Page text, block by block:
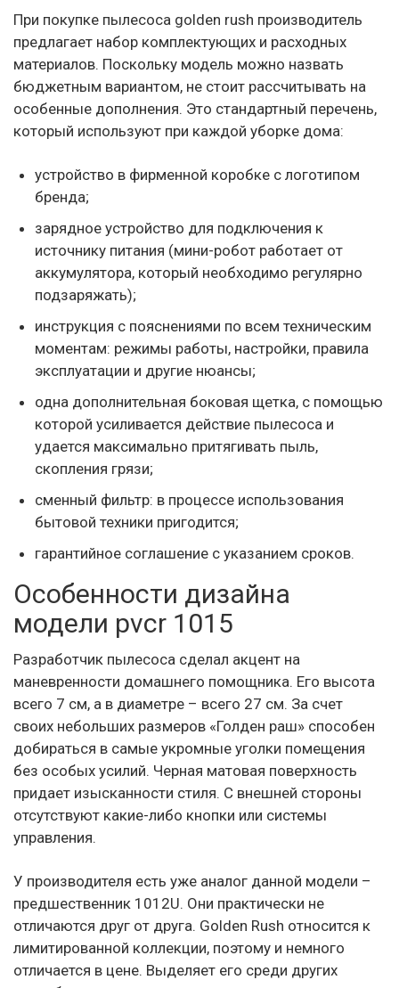
При покупке пылесоса golden rush производитель
предлагает набор комплектующих и расходных
материалов. Поскольку модель можно назвать
бюджетным вариантом, не стоит рассчитывать на
особенные дополнения. Это стандартный перечень,
который используют при каждой уборке дома:
устройство в фирменной коробке с логотипом
бренда;
зарядное устройство для подключения к
источнику питания (мини-робот работает от
аккумулятора, который необходимо регулярно
подзаряжать);
инструкция с пояснениями по всем техническим
моментам: режимы работы, настройки, правила
эксплуатации и другие нюансы;
одна дополнительная боковая щетка, с помощью
которой усиливается действие пылесоса и
удается максимально притягивать пыль,
скопления грязи;
сменный фильтр: в процессе использования
бытовой техники пригодится;
гарантийное соглашение с указанием сроков.
Особенности дизайна
модели pvcr 1015
Разработчик пылесоса сделал акцент на
маневренности домашнего помощника. Его высота
всего 7 см, а в диаметре – всего 27 см. За счет
своих небольших размеров «Голден раш» способен
добираться в самые укромные уголки помещения
без особых усилий. Черная матовая поверхность
придает изысканности стиля. С внешней стороны
отсутствуют какие-либо кнопки или системы
управления.
У производителя есть уже аналог данной модели –
предшественник 1012U. Они практически не
отличаются друг от друга. Golden Rush относится к
лимитированной коллекции, поэтому и немного
отличается в цене. Выделяет его среди других